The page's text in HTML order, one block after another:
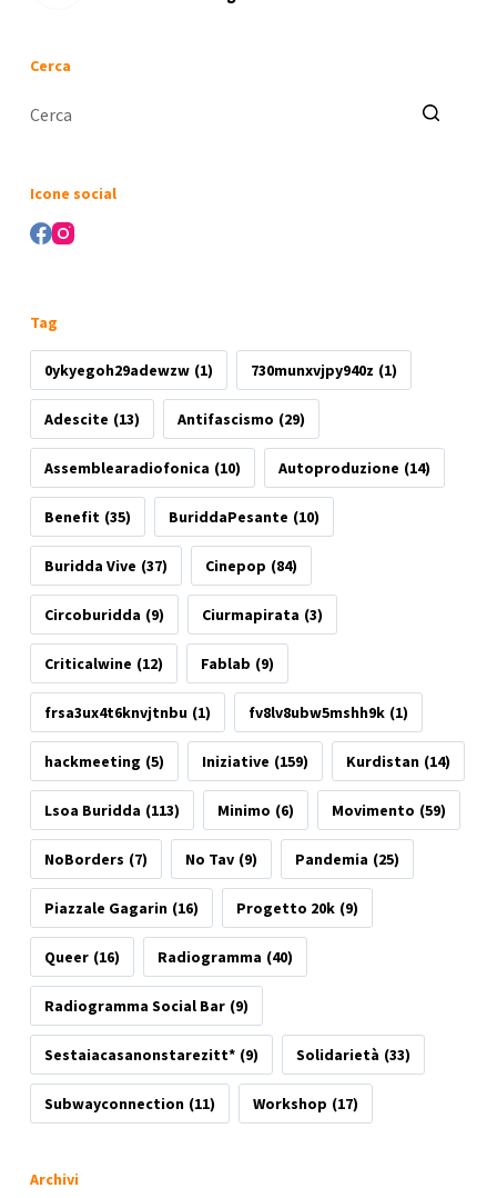
Cerca
Icone social
Tag
0ykyegoh29adewzw (1) 730munxvjpy940z (1)
Adescite (13) Antifascismo (29)
Assemblearadiofonica (10) Autoproduzione (14)
Benefit (35) BuriddaPesante (10)
Buridda Vive (37) Cinepop (84)
Circoburidda (9) Ciurmapirata (3)
Criticalwine (12) Fablab (9)
frsa3ux4t6knvjtnbu (1) fv8lv8ubw5mshh9k (1)
hackmeeting (5) Iniziative (159) Kurdistan (14)
Lsoa Buridda (113) Minimo (6) Movimento (59)
NoBorders (7) No Tav (9) Pandemia (25)
Piazzale Gagarin (16) Progetto 20k (9)
Queer (16) Radiogramma (40)
Radiogramma Social Bar (9)
Sestaiacasanonstarezitt* (9) Solidarietà (33)
Subwayconnection (11) Workshop (17)
Archivi